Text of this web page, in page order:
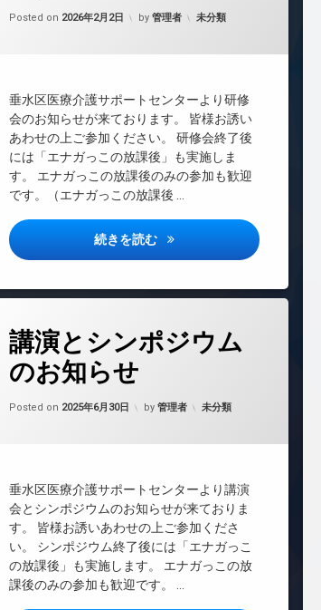
Posted on 2026年2月2日
Updated on 2026年2月2日
by管理者 カテゴリー:
未分類
垂水区医療介護サポートセンターより研修
会のお知らせが来ております。 皆様お誘い
あわせの上ご参加ください。 研修会終了後
には「エナガっこの放課後」も実施しま
す。 エナガっこの放課後のみの参加も歓迎
です。（エナガっこの放課後 …
続きを読む 研修案内（自己覚知）
講演とシンポジウム
のお知らせ
Posted on 2025年6月30日
Updated on 2025年6月30日
by管理者 カテゴリー:
未分類
垂水区医療介護サポートセンターより講演
会とシンポジウムのお知らせが来ておりま
す。 皆様お誘いあわせの上ご参加くださ
い。 シンポジウム終了後には「エナガっこ
の放課後」も実施します。 エナガっこの放
課後のみの参加も歓迎です。 …
エナガっこの放課後